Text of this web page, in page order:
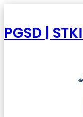
PGSD |